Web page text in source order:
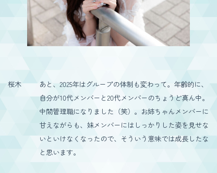
桜木
あと、2025年はグループの体制も変わって。年齢的に、
自分が10代メンバーと20代メンバーのちょうど真ん中。
中間管理職になりました（笑）。お姉ちゃんメンバーに
甘えながらも、妹メンバーにはしっかりした姿を見せな
いといけなくなったので、そういう意味では成長したな
と思います。